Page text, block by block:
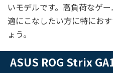
いモデルです。高負荷なゲ
適にこなしたい方に特にお
ょう。
ASUS ROG Strix